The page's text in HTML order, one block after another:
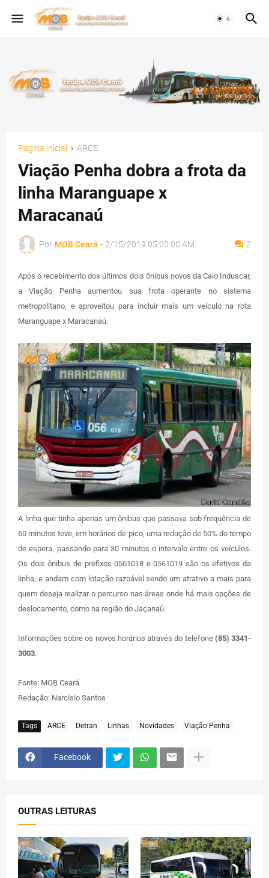
Página inicial ARCE
Viação Penha dobra a frota da
linha Maranguape x
Maracanaú
Por MOB Ceará - 2/15/2019 05:00:00 AM 2
Após o recebimento dos últimos dois ônibus novos da Caio Induscar,
a Viação Penha aumentou sua frota operante no sistema
metropolitano, e aproveitou para incluir mais um veículo na rota
Maranguape x Maracanaú.
A linha que tinha apenas um ônibus que passava sob frequência de
60 minutos teve, em horários de pico, uma redução de 50% do tempo
de espera, passando para 30 minutos o intervalo entre os veículos.
Os dois ônibus de prefixos 0561018 e 0561019 são os efetivos da
linha, e andam com lotação razoável sendo um atrativo a mais para
quem deseja realizar o percurso nas áreas onde há mais opções de
deslocamento, como na região do Jaçanaú.
Informações sobre os novos horários através do telefone (85) 3341-
3003.
Fonte: MOB Ceará
Redação: Narcísio Santos
Tags ARCE Detran Linhas Novidades Viação Penha
Facebook
OUTRAS LEITURAS